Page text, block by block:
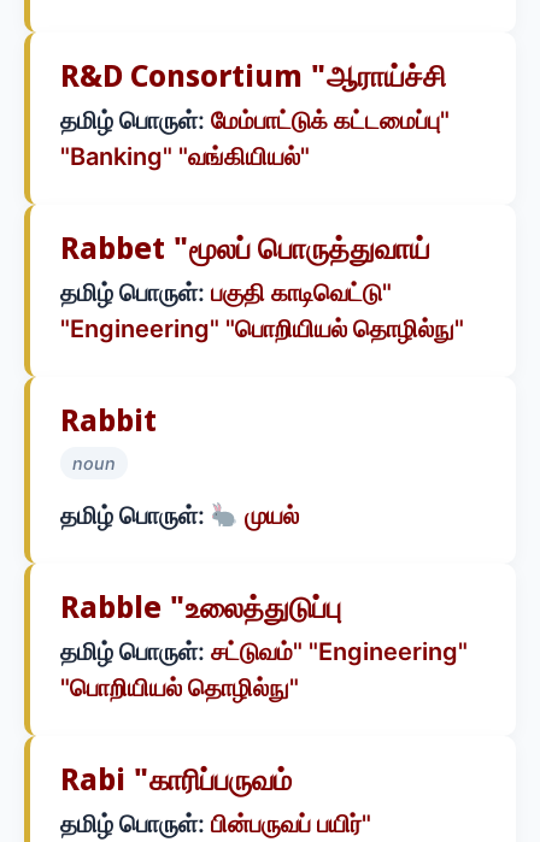
R&d Consortium "ஆராய்ச்சி
தமிழ் பொருள்: மேம்பாட்டுக் கட்டமைப்பு"
"Banking" "வங்கியியல்"
Rabbet "மூலப் பொருத்துவாய்
தமிழ் பொருள்: பகுதி காடிவெட்டு"
"Engineering" "பொறியியல் தொழில்நு"
Rabbit
noun
தமிழ் பொருள்: முயல்
Rabble "உலைத்துடுப்பு
தமிழ் பொருள்: சட்டுவம்" "Engineering"
"பொறியியல் தொழில்நு"
Rabi "காரிப்பருவம்
தமிழ் பொருள்: பின்பருவப் பயிர்"